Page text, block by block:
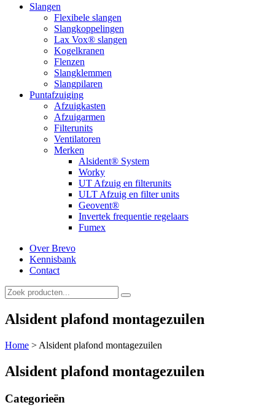
Slangen
Flexibele slangen
Slangkoppelingen
Lax Vox® slangen
Kogelkranen
Flenzen
Slangklemmen
Slangpilaren
Puntafzuiging
Afzuigkasten
Afzuigarmen
Filterunits
Ventilatoren
Merken
Alsident® System
Worky
UT Afzuig en filterunits
ULT Afzuig en filter units
Geovent®
Invertek frequentie regelaars
Fumex
Over Brevo
Kennisbank
Contact
Alsident plafond montagezuilen
Home > Alsident plafond montagezuilen
Alsident plafond montagezuilen
Categorieën